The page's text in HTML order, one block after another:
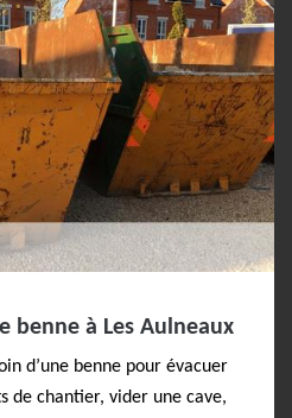
benne à Les Aulneaux
d’une benne pour évacuer
de chantier, vider une cave,